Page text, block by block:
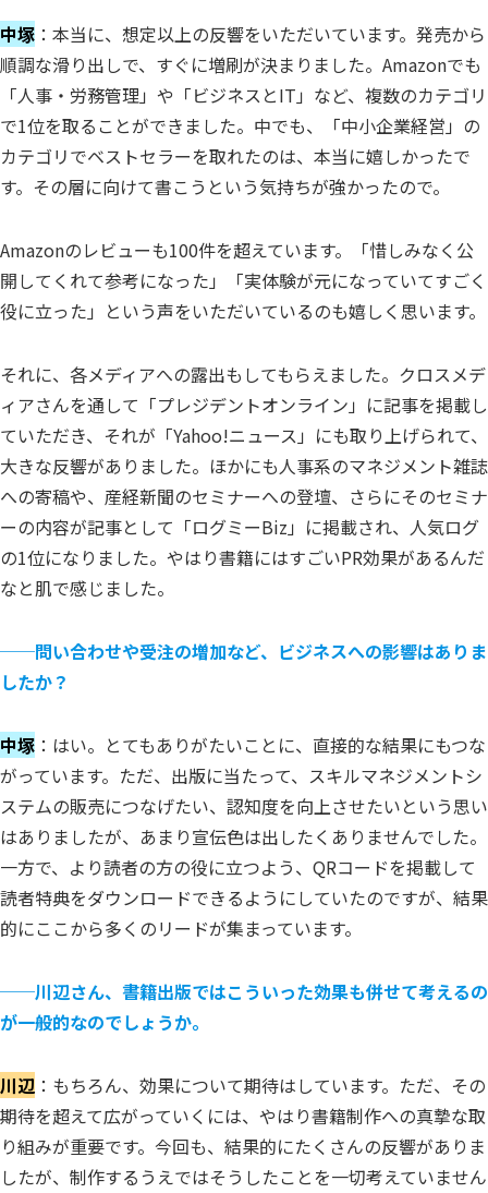
中塚 ：本当に、想定以上の反響をいただいています。発売から
順調な滑り出しで、すぐに増刷が決まりました。Amazonでも
「人事・労務管理」や「ビジネスとIT」など、複数のカテゴリ
で1位を取ることができました。中でも、「中小企業経営」の
カテゴリでベストセラーを取れたのは、本当に嬉しかったで
す。その層に向けて書こうという気持ちが強かったので。
Amazonのレビューも100件を超えています。「惜しみなく公
開してくれて参考になった」「実体験が元になっていてすごく
役に立った」という声をいただいているのも嬉しく思います。
それに、各メディアへの露出もしてもらえました。クロスメデ
ィアさんを通して「プレジデントオンライン」に記事を掲載し
ていただき、それが「Yahoo!ニュース」にも取り上げられて、
大きな反響がありました。ほかにも人事系のマネジメント雑誌
への寄稿や、産経新聞のセミナーへの登壇、さらにそのセミナ
ーの内容が記事として「ログミーBiz」に掲載され、人気ログ
の1位になりました。やはり書籍にはすごいPR効果があるんだ
なと肌で感じました。
──問い合わせや受注の増加など、ビジネスへの影響はありま
したか？
中塚 ：はい。とてもありがたいことに、直接的な結果にもつな
がっています。ただ、出版に当たって、スキルマネジメントシ
ステムの販売につなげたい、認知度を向上させたいという思い
はありましたが、あまり宣伝色は出したくありませんでした。
一方で、より読者の方の役に立つよう、QRコードを掲載して
読者特典をダウンロードできるようにしていたのですが、結果
的にここから多くのリードが集まっています。
──川辺さん、書籍出版ではこういった効果も併せて考えるの
が一般的なのでしょうか。
川辺 ：もちろん、効果について期待はしています。ただ、その
期待を超えて広がっていくには、やはり書籍制作への真摯な取
り組みが重要です。今回も、結果的にたくさんの反響がありま
したが、制作するうえではそうしたことを一切考えていません